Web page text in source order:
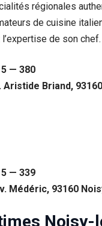
régionales
de cuisine
de son chef.
— 380
Aristide Briand,
5 — 339
Médéric, 93160
Noisy-